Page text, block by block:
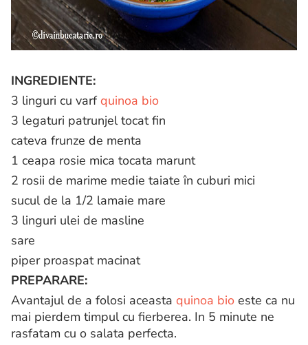
INGREDIENTE:
3 linguri cu varf quinoa bio
3 legaturi patrunjel tocat fin
cateva frunze de menta
1 ceapa rosie mica tocata marunt
2 rosii de marime medie taiate în cuburi mici
sucul de la 1/2 lamaie mare
3 linguri ulei de masline
sare
piper proaspat macinat
PREPARARE:
Avantajul de a folosi aceasta quinoa bio este ca nu
mai pierdem timpul cu fierberea. In 5 minute ne
rasfatam cu o salata perfecta.